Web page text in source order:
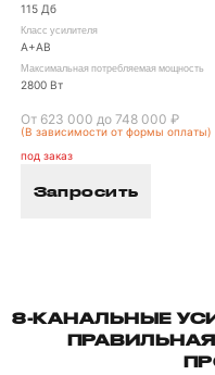
115 Дб
Класс усилителя
А+AB
Максимальная потребляемая мощность
2800 Вт
От 623 000 до 748 000 ₽
(В зависимости от формы оплаты)
под заказ
Запросить
8-КАНАЛЬНЫЕ
ПРАВИЛЬНАЯ